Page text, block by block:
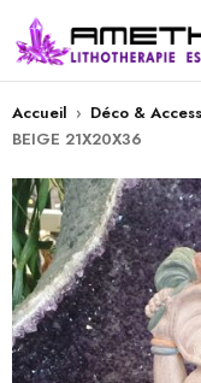
Accueil › Déco &
BEIGE 21X20X36